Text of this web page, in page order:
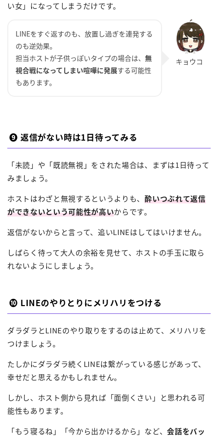
い女」になってしまうだけです。
LINEをすぐ返すのも、放置し過ぎを連発する
のも逆効果。
担当ホストが子供っぽいタイプの場合は、 無
視合戦になってしまい喧嘩に発展する可能性
もあります。
❾ 返信がない時は1日待ってみる
「未読」や「既読無視」をされた場合は、まずは1日待って
みましょう。
ホストはわざと無視するというよりも、酔いつぶれて返信
ができないという可能性が高いからです。
返信がないからと言って、追いLINEはしてはいけません。
しばらく待って大人の余裕を見せて、ホストの手玉に取ら
れないようにしましょう。
❿ LINEのやりとりにメリハリをつける
ダラダラとLINEのやり取りをするのは止めて、メリハリを
つけましょう。
たしかにダラダラ続くLINEは繋がっている感じがあって、
幸せだと思えるかもしれません。
しかし、ホスト側から見れば「面倒くさい」と思われる可
能性もあります。
「もう寝るね」「今から出かけるから」など、会話をバッ